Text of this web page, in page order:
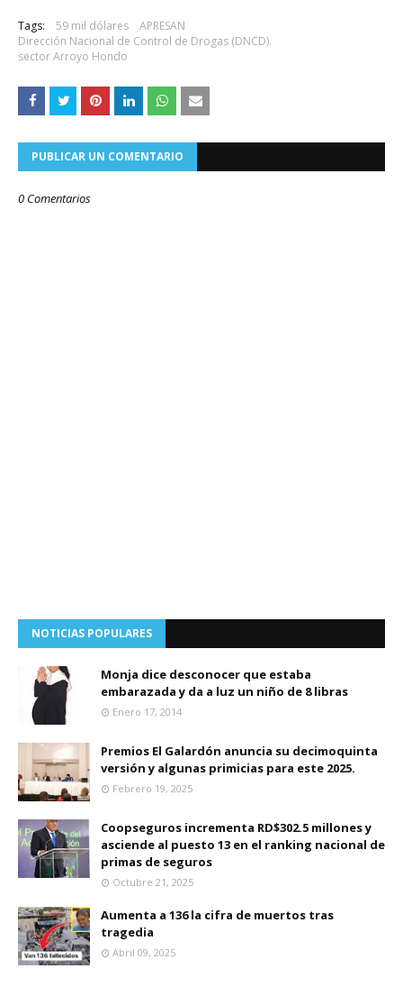
Tags: 59 mil dólares
APRESAN
Dirección Nacional de Control de Drogas (DNCD).
sector Arroyo Hondo
PUBLICAR UN COMENTARIO
0 Comentarios
NOTICIAS POPULARES
Monja dice desconocer que estaba
embarazada y da a luz un niño de 8 libras
Enero 17, 2014
Premios El Galardón anuncia su decimoquinta
versión y algunas primicias para este 2025.
Febrero 19, 2025
Coopseguros incrementa RD$302.5 millones y
asciende al puesto 13 en el ranking nacional de
primas de seguros
Octubre 21, 2025
Aumenta a 136 la cifra de muertos tras
tragedia
Abril 09, 2025